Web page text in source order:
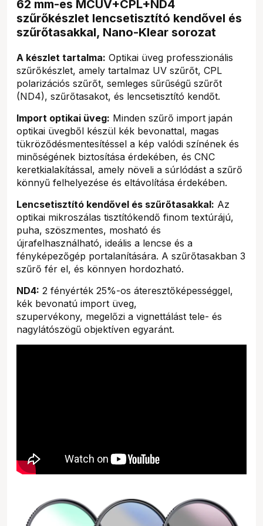
62 mm-es MCUV+CPL+ND4
szűrőkészlet lencsetisztító kendővel és
szűrőtasakkal, Nano-Klear sorozat
A készlet tartalma: Optikai üveg professzionális
szűrőkészlet, amely tartalmaz UV szűrőt, CPL
polarizációs szűrőt, semleges sűrűségű szűrőt
(ND4), szűrőtasakot, és lencsetisztító kendőt.
Import optikai üveg: Minden szűrő import japán
optikai üvegből készül kék bevonattal, magas
tükröződésmentesítéssel a kép valódi színének és
minőségének biztosítása érdekében, és CNC
keretkialakítással, amely növeli a súrlódást a szűrő
könnyű felhelyezése és eltávolítása érdekében.
Lencsetisztító kendővel és szűrőtasakkal: Az
optikai mikroszálas tisztítókendő finom textúrájú,
puha, szöszmentes, mosható és
újrafelhasználható, ideális a lencse és a
fényképezőgép portalanítására. A szűrőtasakban 3
szűrő fér el, és könnyen hordozható.
ND4: 2 fényérték 25%-os áteresztőképességgel,
kék bevonatú import üveg,
szupervékony, megelőzi a vignettálást tele- és
nagylátószögű objektíven egyaránt.